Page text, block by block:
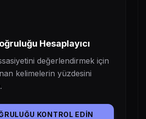
Hesaplayıcı
değerlendirmek için
kelimelerin yüzdesini
KONTROL EDIN